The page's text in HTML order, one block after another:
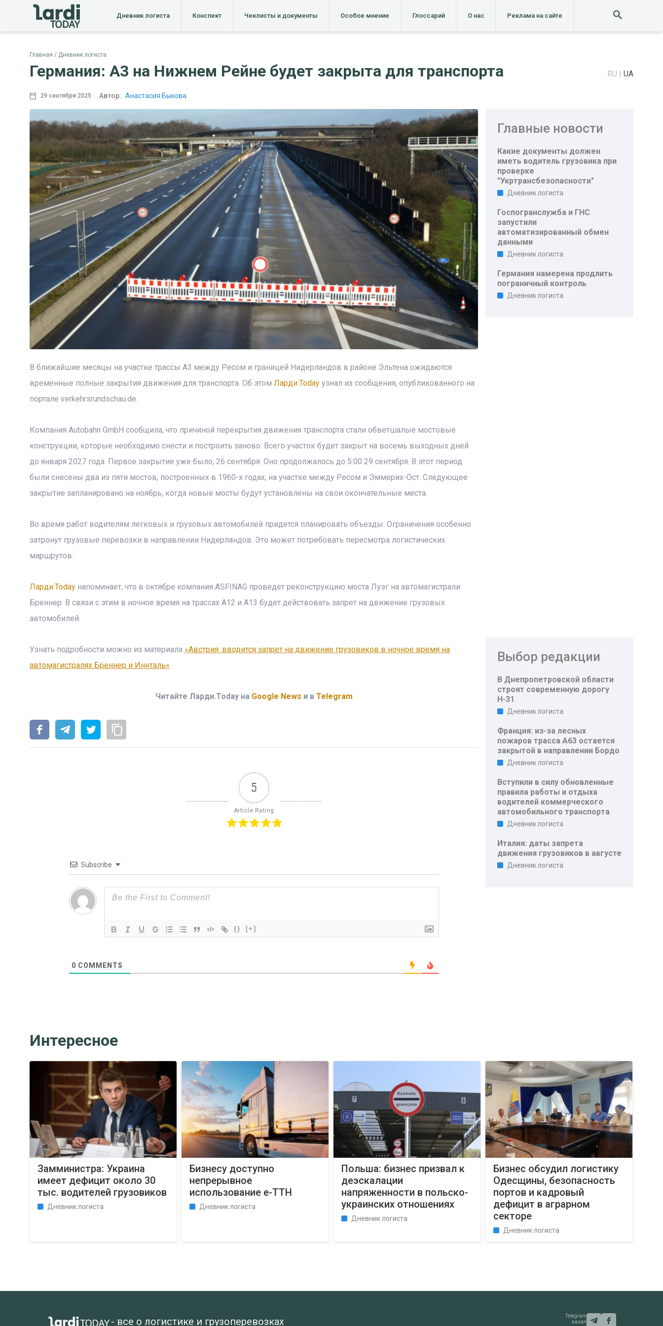
Дневник логиста Конспект Чеклисты и документы Особое мнение Глоссарий О нас Реклама на сайте
Главная Дневник логиста
Германия: A3 на Нижнем Рейне будет закрыта для транспорта RU UA
29 сентября 2025 Автор: Анастасия Быкова
В ближайшие месяцы на участке трассы А3 между Ресом и границей Нидерландов в районе Эльтена ожидаются
временные полные закрытия движения для транспорта. Об этом Ларди.Todayузнал из сообщения, опубликованного на
портале verkehrsrundschau.de.
Компания Autobahn GmbH сообщила, что причиной перекрытия движения транспорта стали обветшалые мостовые
конструкции, которые необходимо снести и построить заново. Всего участок будет закрыт на восемь выходных дней
до января 2027 года. Первое закрытие уже было, 26 сентября. Оно продолжалось до 5:00 29 сентября. В этот период
были снесены два из пяти мостов, построенных в 1960-х годах, на участке между Ресом и Эммерих-Ост. Следующее
закрытие запланировано на ноябрь, когда новые мосты будут установлены на свои окончательные места.
Во время работ водителям легковых и грузовых автомобилей придется планировать объезды. Ограничения особенно
затронут грузовые перевозки в направлении Нидерландов. Это может потребовать пересмотра логистических
маршрутов.
Ларди.Todayнапоминает, что в октябре компания ASFINAG проведет реконструкцию моста Луэг на автомагистрали
Бреннер. В связи с этим в ночное время на трассах А12 и А13 будет действовать запрет на движение грузовых
автомобилей.
Узнать подробности можно из материала «Австрия: вводится запрет на движение грузовиков в ночное время на
автомагистралях Бреннер и Иннталь».
Читайте Ларди.Today на Google News и в Telegram
5
Article Rating
Subscribe
{} [+]
0 COMMENTS
Главные новости
Какие документы должен
иметь водитель грузовика при
проверке
"Укртрансбезопасности"
Дневник логиста
Госпогранслужба и ГНС
запустили
автоматизированный обмен
данными
Дневник логиста
Германия намерена продлить
пограничный контроль
Дневник логиста
Выбор редакции
В Днепропетровской области
строят современную дорогу
Н-31
Дневник логиста
Франция: из-за лесных
пожаров трасса A63 остается
закрытой в направлении Бордо
Дневник логиста
Вступили в силу обновленные
правила работы и отдыха
водителей коммерческого
автомобильного транспорта
Дневник логиста
Италия: даты запрета
движения грузовиков в августе
Дневник логиста
Интересное
Замминистра: Украина
имеет дефицит около 30
тыс. водителей грузовиков
Дневник логиста
Бизнесу доступно
непрерывное
использование е-ТТН
Дневник логиста
Польша: бизнес призвал к
деэскалации
напряженности в польско-
украинских отношениях
Дневник логиста
Бизнес обсудил логистику
Одесщины, безопасность
портов и кадровый
дефицит в аграрном
секторе
Дневник логиста
- все о логистике и грузоперевозках
Telegram
канал